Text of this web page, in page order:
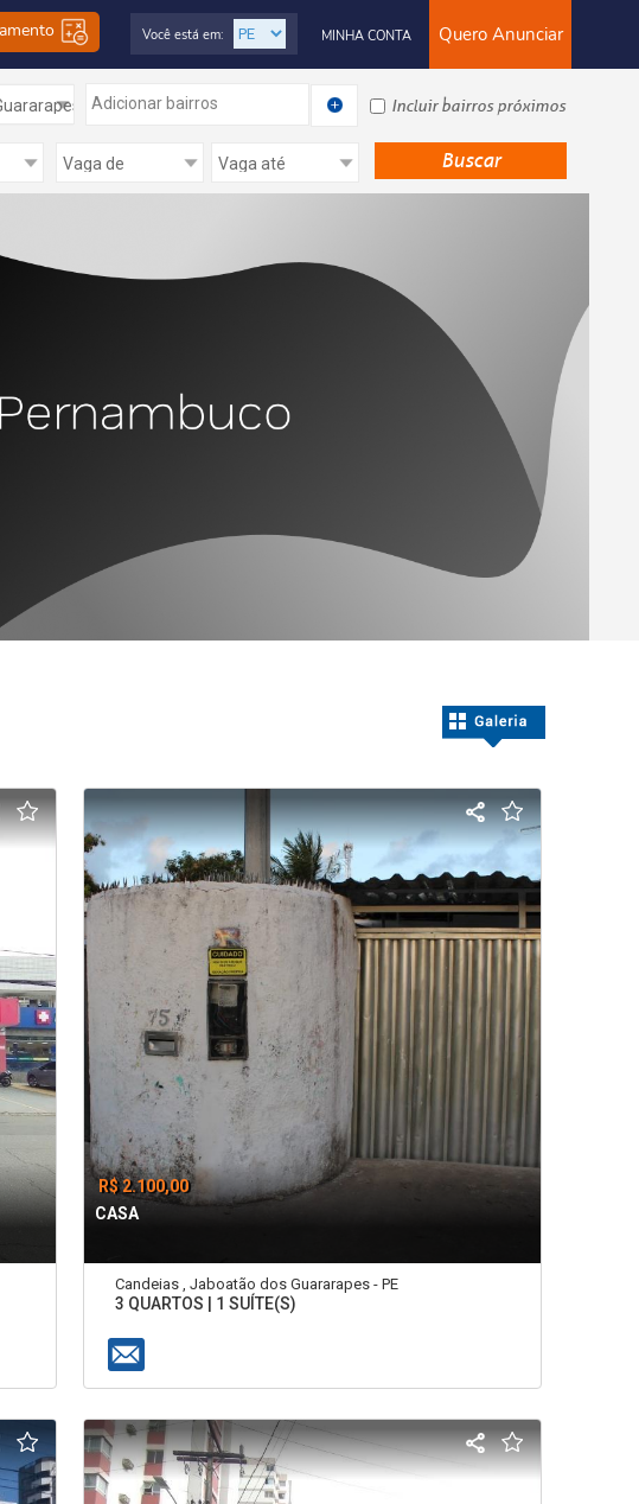
Quero Anunciar
MINHA CONTA
Você está em:
Adicionar bairros Incluir bairros próximos
R$ 2.100,00
CASA
Candeias , Jaboatão dos Guararapes - PE
3 QUARTOS | 1 SUÍTE(S)